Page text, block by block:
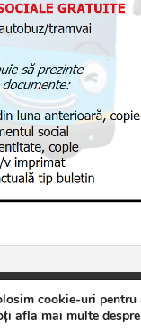
Politică de
cookie-uri
afla mai multe